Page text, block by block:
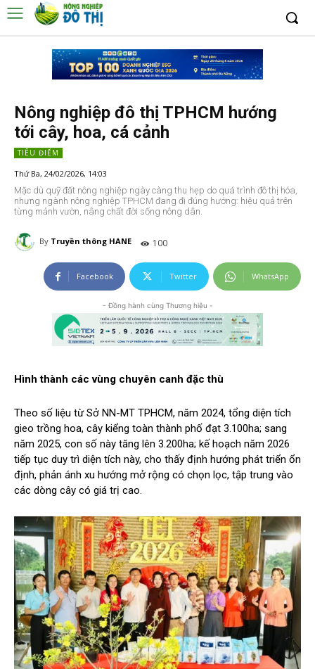
Nông nghiệp đô thị TPHCM hướng
tới cây, hoa, cá cảnh
TIÊU ĐIỂM
Thứ Ba, 24/02/2026, 14:03
Mặc dù quỹ đất nông nghiệp ngày càng thu hẹp do quá trình đô thị hóa,
nhưng ngành nông nghiệp TPHCM đang đi đúng hướng: hiệu quả trên
từng mảnh vườn, nâng chất đời sống nông dân.
By Truyền thông HANE 100
Facebook Twitter WhatsApp
- Đồng hành cùng Thương hiệu -
Hình thành các vùng chuyên canh đặc thù
Theo số liệu từ Sở NN-MT TPHCM, năm 2024, tổng diện tích
gieo trồng hoa, cây kiểng toàn thành phố đạt 3.100ha; sang
năm 2025, con số này tăng lên 3.200ha; kế hoạch năm 2026
tiếp tục duy trì diện tích này, cho thấy định hướng phát triển ổn
định, phản ánh xu hướng mở rộng có chọn lọc, tập trung vào
các dòng cây có giá trị cao.